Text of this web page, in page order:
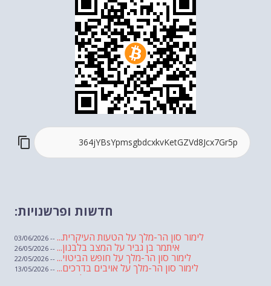
חדשות ופרשנויות:
לימור סון הר-מלך על הטעות העיקרית... -- 03/06/2026
איתמר בן גביר על המצב בלבנון... -- 26/05/2026
לימור סון הר-מלך על חופש הביטוי... -- 22/05/2026
לימור סון הר-מלך על אויבים בדרכים... -- 13/05/2026
שבועת אמונים לדעאש